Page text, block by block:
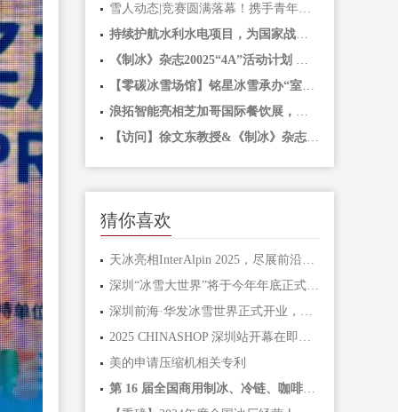
雪人动态|竞赛圆满落幕！携手青年力量，共绘绿色冷能新未来
持续护航水利水电项目，为国家战略工程添砖加瓦！
【零碳冰雪场馆】铭星冰雪承办“室内滑雪场馆节能降碳实践”专题论坛，引领行业发展零碳冰雪场馆
【访问】徐文东教授&《制冰》杂志团队山东、河南之行圆满成功！
猜你喜欢
天冰亮相InterAlpin 2025，尽展前沿冰雪科技
深圳“冰雪大世界”将于今年年底正式对外开放!
深圳前海·华发冰雪世界正式开业，铭星冰雪造雪及雪场系统总成交付完成！
2025 CHINASHOP 深圳站开幕在即，松洋冷链诚邀您5月8日-10日共赴盛会
美的申请压缩机相关专利
第 16 届全国商用制冰、冷链、咖啡、茶饮、净水、新风等设备应用形势及案例研讨会